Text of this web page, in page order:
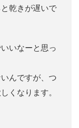
乾きが遅いで
いなーと思っ
んですが、つ
くなります。